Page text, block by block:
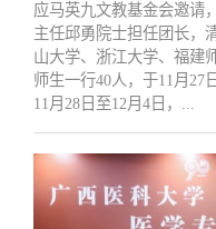
应马英九文教基金会邀请
主任邱勇院士担任团长，
山大学、浙江大学、福建
师生一行40人，于11月27
11月28日至12月4日，...